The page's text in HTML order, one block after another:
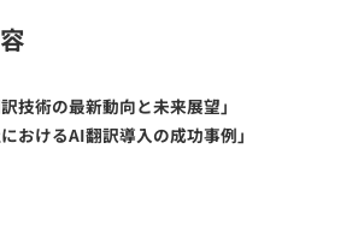
技術の最新動向と未来展望」
おけるAI翻訳導入の成功事例」